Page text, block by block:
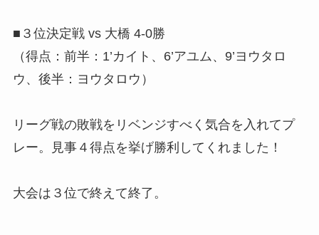
■３位決定戦 vs 大橋 4-0勝
（得点：前半：1’カイト、6’アユム、9’ヨウタロ
ウ、後半：ヨウタロウ）
リーグ戦の敗戦をリベンジすべく気合を入れてプ
レー。見事４得点を挙げ勝利してくれました！
大会は３位で終えて終了。